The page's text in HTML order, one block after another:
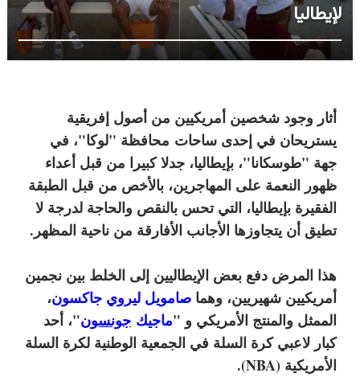
لإيطاليا
أثار وجود شخصين أمريكيين من أصول إفريقية
يستريحان في إحدى ساحات محافظة "لوكا"، في
جهة "طوسكانا"، بإيطاليا، جدلا كبيرا من قبل أعداء
ظهور النعمة على المهاجرين، بالأخص من قبل الطبقة
الفقيرة بإيطاليا، التي تحس بالنقص والحاجة لدرجة لا
تطيق أن يتجاوزها الأجانب الأفارقة من ناحية المظهر.
هذا المرض دفع بعض الإيطاليين إلى الخلط بين نجمين
أمريكيين شهيريين، وهما صامويل ليروي جاكسون،
الممثل والمنتج الأمريكي و "ماجيك جونسون"، أحد
كبار لاعبي كرة السلة في الجمعية الوطنية لكرة السلة
الأمريكية (NBA).